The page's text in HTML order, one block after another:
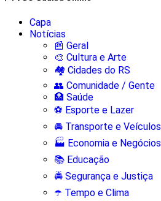
Capa
Notícias
📰 Geral
🎨 Cultura e Arte
🏘️ Cidades do RS
👥 Comunidade / Gente
🏥 Saúde
⚽ Esporte e Lazer
🚘 Transporte e Veículos
🏭 Economia e Negócios
📚 Educação
🚔 Segurança e Justiça
☂️ Tempo e Clima